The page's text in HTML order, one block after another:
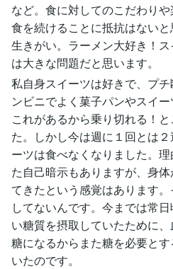
など。食に対してのこだわり
食を続けることに抵抗はない
生きがい。ラーメン大好き！
は大きな問題だと思います。
私自身スイーツは好きで、プ
ンビニでよく菓子パンやスイ
これがあるから乗り切れる！
た。しかし今は週に１回とは
ーツは食べなくなりました。
た自己暗示もありますが、身
てきたという感覚はあります
してないんです。今までは常
い糖質を摂取していたために
糖になるからまた糖を必要と
いたのです。